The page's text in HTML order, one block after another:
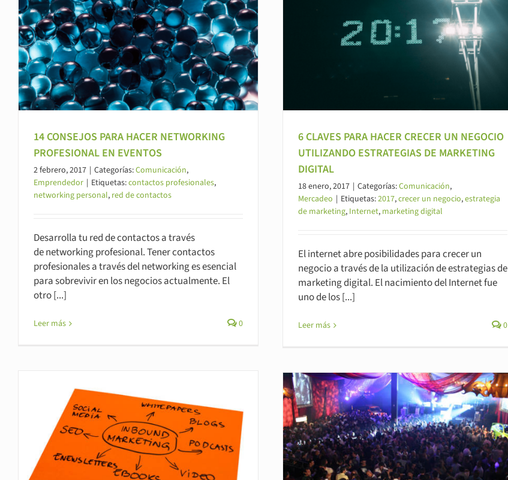
14 CONSEJOS PARA HACER NETWORKING
PROFESIONAL EN EVENTOS
2 febrero, 2017 | Categorías:Comunicación,
Emprendedor | Etiquetas:contactos profesionales,
networking personal, red de contactos
Desarrolla tu red de contactos a través
de networking profesional. Tener contactos
profesionales a través del networking es esencial
para sobrevivir en los negocios actualmente. El
otro [...]
Leer más 0
6 CLAVES PARA HACER CRECER UN NEGOCIO
UTILIZANDO ESTRATEGIAS DE MARKETING
DIGITAL
18 enero, 2017 | Categorías:Comunicación,
Mercadeo | Etiquetas:2017,crecer un negocio,estrategia
de marketing, Internet, marketing digital
El internet abre posibilidades para crecer un
negocio a través de la utilización de estrategias de
marketing digital. El nacimiento del Internet fue
uno de los [...]
Leer más 0